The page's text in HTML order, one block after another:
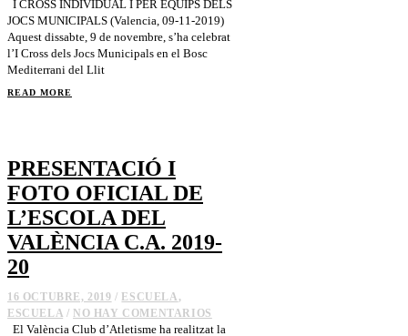
I CROSS INDIVIDUAL I PER EQUIPS DELS
JOCS MUNICIPALS (Valencia, 09-11-2019)
Aquest dissabte, 9 de novembre, s’ha celebrat
l’I Cross dels Jocs Municipals en el Bosc
Mediterrani del Llit
READ MORE
PRESENTACIÓ I
FOTO OFICIAL DE
L’ESCOLA DEL
VALÈNCIA C.A. 2019-
20
16 OCTUBRE, 2019 / ESCUELA ,
ESCUELA / NO HAY COMENTARIOS
El València Club d’Atletisme ha realitzat la